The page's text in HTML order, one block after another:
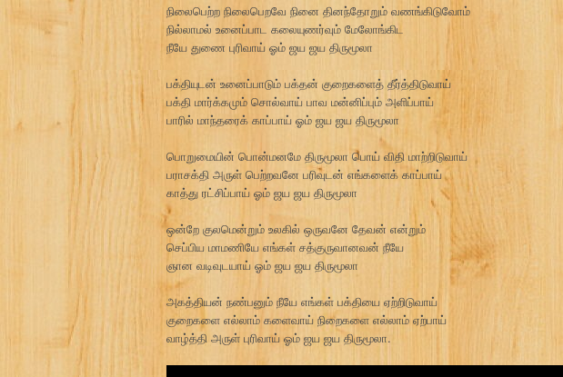
நிலைபெற்ற நிலைபெறவே நினை தினந்தோறும் வணங்கிடுவோம்
நில்லாமல் உனைப்பாட கலையுணர்வும் மேலோங்கிட
நீயே துணை புரிவாய் ஓம் ஜய ஜய திருமூலா
பக்தியுடன் உனைப்பாடும் பக்தன் குறைகளைத் தீர்த்திடுவாய்
பக்தி மார்க்கமும் சொல்வாய் பாவ மன்னிப்பும் அளிப்பாய்
பாரில் மாந்தரைக் காப்பாய் ஓம் ஜய ஜய திருமூலா
பொறுமையின் பொன்மனமே திருமூலா பொய் விதி மாற்றிடுவாய்
பராசக்தி அருள் பெற்றவனே பரிவுடன் எங்களைக் காப்பாய்
காத்து ரட்சிப்பாய் ஓம் ஜய ஜய திருமூலா
ஒன்றே குலமென்றும் உலகில் ஒருவனே தேவன் என்றும்
செப்பிய மாமணியே எங்கள் சத்குருவானவன் நீயே
ஞான வடிவுடயாய் ஓம் ஜய ஜய திருமூலா
அகத்தியன் நண்பனும் நீயே எங்கள் பக்தியை ஏற்றிடுவாய்
குறைகளை எல்லாம் களைவாய் நிறைகளை எல்லாம் ஏற்பாய்
வாழ்த்தி அருள் புரிவாய் ஓம் ஜய ஜய திருமூலா.